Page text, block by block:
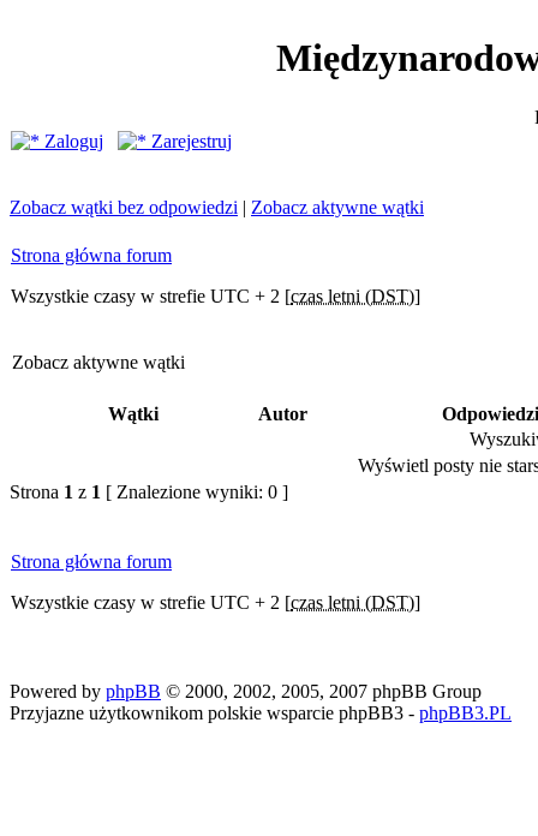
Zaloguj
Zarejestruj
Zobacz wątki bez odpowiedzi | Zobacz aktywne wątki
Strona główna forum
Wszystkie czasy w strefie UTC + 2 [czas letni (DST)]
Zobacz aktywne wątki
Wątki Autor
Wyświetl posty nie
Strona 1 z 1 [ Znalezione wyniki: 0 ]
Strona główna forum
Wszystkie czasy w strefie UTC + 2 [czas letni (DST)]
Powered by phpBB © 2000, 2002, 2005, 2007 phpBB Group
Przyjazne użytkownikom polskie wsparcie phpBB3 - phpBB3.PL